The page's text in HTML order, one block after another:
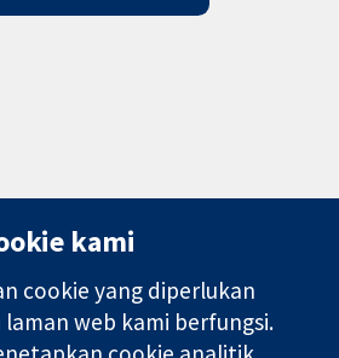
11-13 Cavendish
Hubungi kita
Berita
kami
cookie yang diperlukan
web kami berfungsi.